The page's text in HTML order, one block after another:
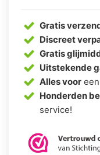
Gratis
Discreet
Gratis
Uitstekende
Alles voor
Honderden
service!